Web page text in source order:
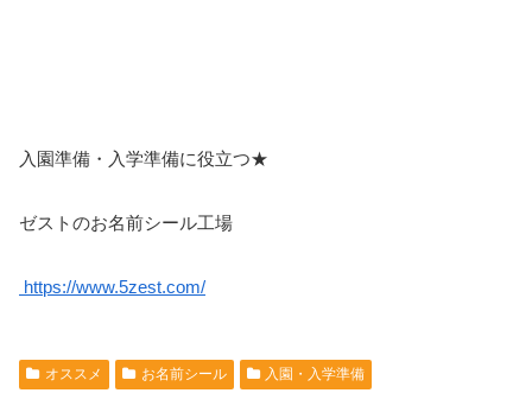
入園準備・入学準備に役立つ★
ゼストのお名前シール工場
https://www.5zest.com/
オススメ お名前シール 入園・入学準備